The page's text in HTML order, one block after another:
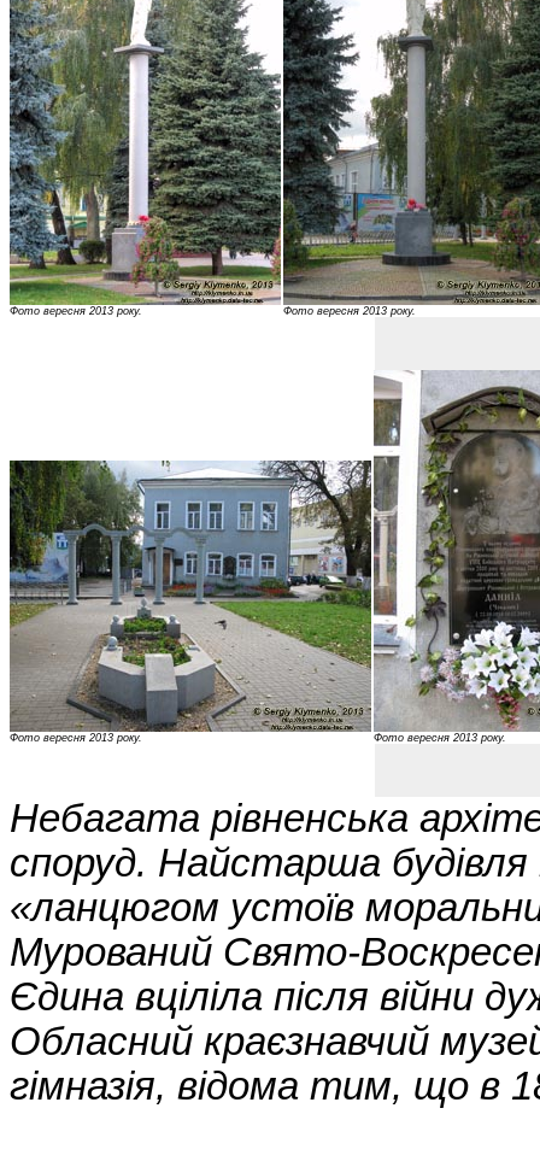
Фото вересня 2013 року. Фото вересня 2013 року.
Фото вересня 2013 року. Фото вересня 2013 року.
Небагата рівненська
споруд. Найстарша
«ланцюгом устоїв
Мурований Свято-
Єдина вціліла після війни
Обласний краєзнавчий
гімназія, відома тим, що в